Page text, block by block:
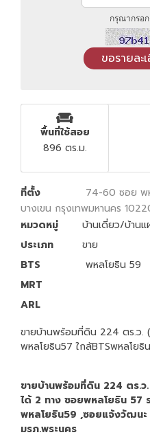
กรุณากรอ
พื้นที่ใช้สอย
896 ตร.ม.
ที่ตั้ง
74-60 ซอย พ
บางเขน กรุงเทพมหานคร
หมวดหมู่
บ้านเดี่ยว/บ้าน
ประเภท
ขาย
BTS
พหลโยธิน 59
MRT
ARL
ขายบ้านพร้อมที่ดิน 224 ตร.ว.
พหลโยธิน57 ใกล้BTSพหลโยธิ
ขายบ้านพร้อมที่ดิน 224 ตร.ว
ได้ 2 ทาง ซอยพหลโยธิน 57
พหลโยธิน59 ,ซอยแจ้งวัฒน
มรภ.พระนคร